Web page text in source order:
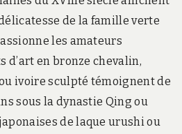
de la famille verte
les amateurs
d’art en bronze chevalin,
ivoire sculpté témoignent de
sous la dynastie Qing ou
de laque urushi ou